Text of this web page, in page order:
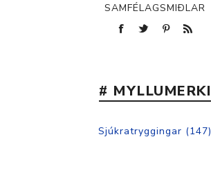
SAMFÉLAGSMIÐLAR
# MYLLUMERKI
Sjúkratryggingar (147)